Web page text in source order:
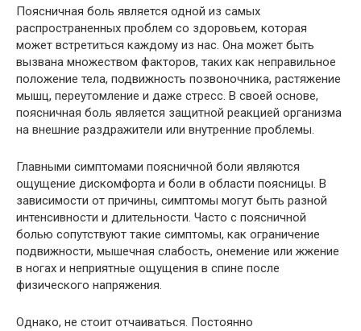
Поясничная боль является одной из самых
распространенных проблем со здоровьем, которая
может встретиться каждому из нас. Она может быть
вызвана множеством факторов, таких как неправильное
положение тела, подвижность позвоночника, растяжение
мышц, переутомление и даже стресс. В своей основе,
поясничная боль является защитной реакцией организма
на внешние раздражители или внутренние проблемы.
Главными симптомами поясничной боли являются
ощущение дискомфорта и боли в области поясницы. В
зависимости от причины, симптомы могут быть разной
интенсивности и длительности. Часто с поясничной
болью сопутствуют такие симптомы, как ограничение
подвижности, мышечная слабость, онемение или жжение
в ногах и неприятные ощущения в спине после
физического напряжения.
Однако, не стоит отчаиваться. Постоянно